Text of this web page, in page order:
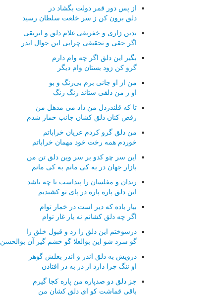
از پس دور قمر دولت بگشاد در
دلق برون كن ز سر خلعت سلطان رسید
بدین زاری و خفریقی غلام دلق و ابریقی
اگر حقی و تحقیقی چرایی این جوال اندر
بگیر این دلق اگر چه وام دارم
گرو كن زود بستان وام دیگر
من از او جانی برم بی‌رنگ و بو
او ز من دلقی ستاند رنگ رنگ
تا كه قلندردل من داد می مذهل من
رقص كنان دلق كشان جانب خمار شدم
من دلق گرو كردم عریان خراباتم
خوردم همه رخت خود مهمان خراباتم
این سر چو كدو بر سر وین دلق تن من
بازار جهان در به كی مانم به كی مانم
رندان و مفلسان را پیداست تا چه باشد
این دلق پاره پاره در پای تو كشیدیم
بیار باده كه دیر است در خمار توام
اگر چه دلق كشانم نه یار غار توام
درسوختم این دلق را رد و قبول خلق را
گو سرد شو این بوالعلا گو خشم گیر آن بوالحسن
درویش به دلق اندر و اندر بغلش گوهر
او ننگ چرا دارد از در به در افتادن
جز دلق دو صدپاره من پاره كجا گیرم
باقی قماشت كو ای دلق كشان من